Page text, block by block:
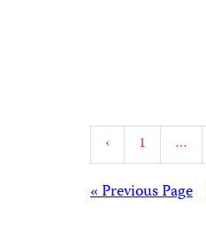
Posts
‹ 1 …
Posts
« Previous Page